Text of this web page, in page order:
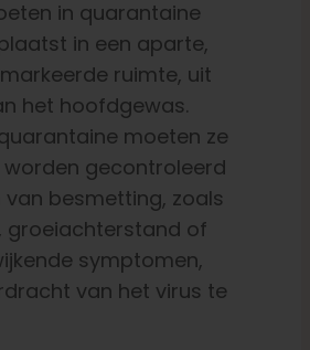
in quarantaine
in een aparte,
ruimte, uit
het hoofdgewas.
moeten ze
gecontroleerd
van besmetting, zoals
groeiachterstand of
symptomen,
van het virus te